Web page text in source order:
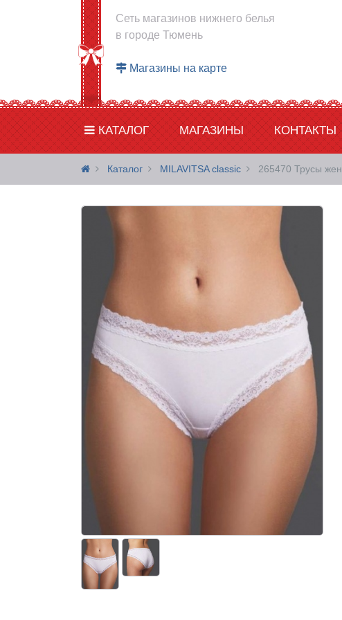
Сеть магазинов нижнего белья
в городе Тюмень
Магазины на карте
КАТАЛОГ МАГАЗИНЫ КОНТАКТЫ
Каталог MILAVITSA classic 265470 Трусы жен